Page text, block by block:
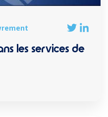
les services de